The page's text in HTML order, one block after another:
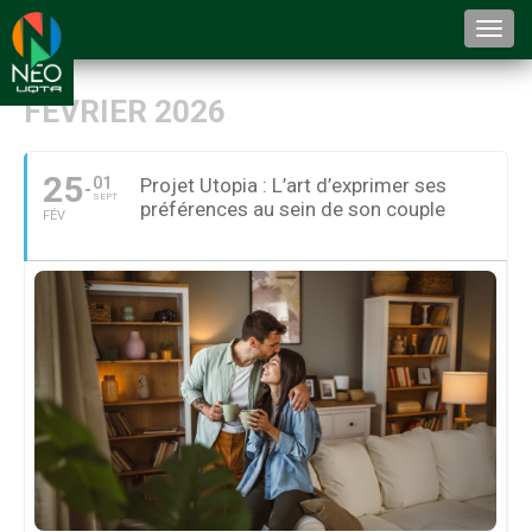
FÉVRIER 2026
25
FÉV
01
SEPT
Projet Utopia : L’art d’exprimer ses
préférences au sein de son couple